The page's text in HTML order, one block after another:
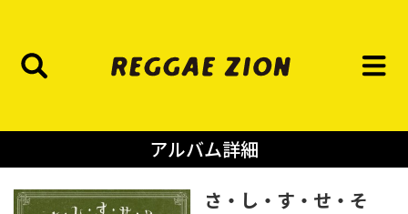
アルバム詳細
さ・し・す・せ・そ